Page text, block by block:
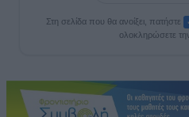
Στη σελίδα που θα ανοίξει, πατήστε
ολοκληρώσετε